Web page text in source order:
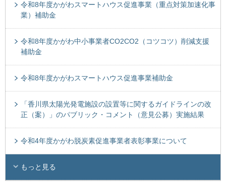
令和8年度かがわスマートハウス促進事業（重点対策加速化事
業）補助金
令和8年度かがわ中小事業者CO2CO2（コツコツ）削減支援
補助金
令和8年度かがわスマートハウス促進事業補助金
「香川県太陽光発電施設の設置等に関するガイドラインの改
正（案）」のパブリック・コメント（意見公募）実施結果
令和4年度かがわ脱炭素促進事業者表彰事業について
もっと見る